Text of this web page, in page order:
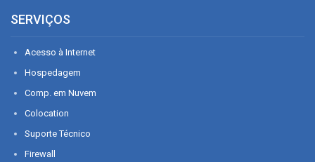
SERVIÇOS
Acesso à Internet
Hospedagem
Comp. em Nuvem
Colocation
Suporte Técnico
Firewall